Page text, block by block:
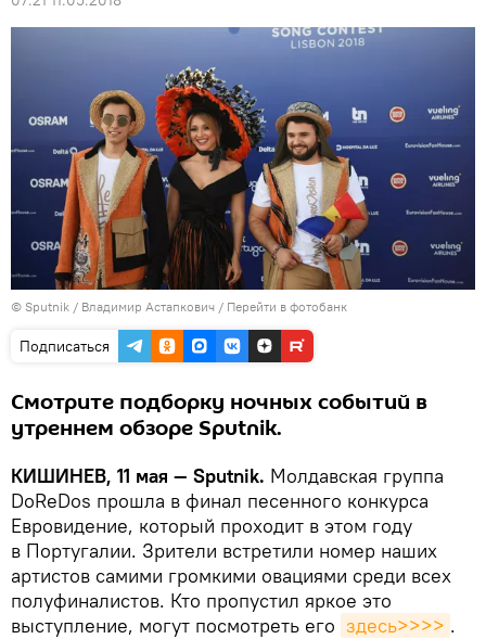
© Sputnik / Владимир Астапкович / Перейти в фотобанк
Подписаться
Смотрите подборку ночных событий в
утреннем обзоре Sputnik.
КИШИНЕВ, 11 мая — Sputnik. Молдавская группа
DoReDos прошла в финал песенного конкурса
Евровидение, который проходит в этом году
в Португалии. Зрители встретили номер наших
артистов самими громкими овациями среди всех
полуфиналистов. Кто пропустил яркое это
выступление, могут посмотреть его здесь>>>> .